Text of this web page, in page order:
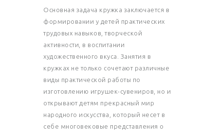
Основная задача кружка заключается в
формировании у детей практических
трудовых навыков, творческой
активности, в воспитании
художественного вкуса. Занятия в
кружках не только сочетают различные
виды практической работы по
изготовлению игрушек-сувениров, но и
открывают детям прекрасный мир
народного искусства, который несет в
себе многовековые представления о